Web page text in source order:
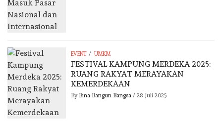
EVENT / UMKM
FESTIVAL KAMPUNG MERDEKA 2025:
RUANG RAKYAT MERAYAKAN
KEMERDEKAAN
By Bina Bangun Bangsa/ 28 Juli 2025